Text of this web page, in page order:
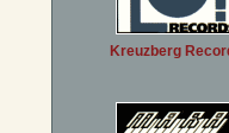
Kreuzberg